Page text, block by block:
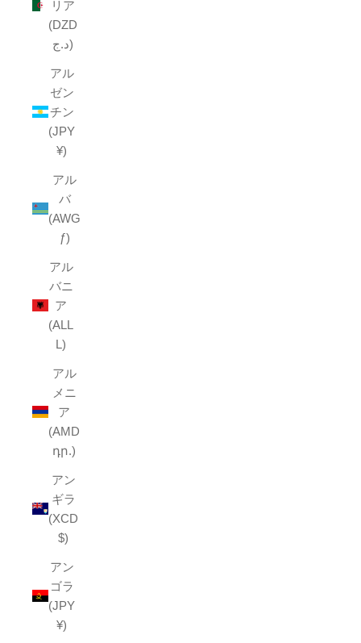
リア
(DZD
د.ج)
アル
ゼン
チン
(JPY
¥)
アル
バ
(AWG
ƒ)
アル
バニ
ア
(ALL
L)
アル
メニ
ア
(AMD
դր.)
アン
ギラ
(XCD
$)
アン
ゴラ
(JPY
¥)